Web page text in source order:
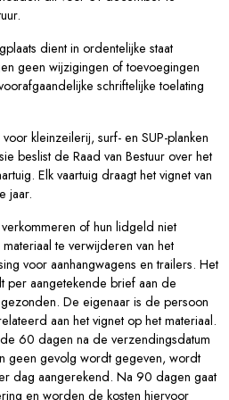
dient in ordentelijke staat
geen wijzigingen of toevoegingen
schriftelijke toelating
kleinzeilerij, surf- en SUP-planken
beslist de Raad van Bestuur over het
Elk vaartuig draagt het vignet van
jaar.
of hun lidgeld niet
te verwijderen van het
voor aanhangwagens en trailers. Het
per aangetekende brief aan de
De eigenaar is de persoon
aan het vignet op het materiaal.
60 dagen na de verzendingsdatum
geen gevolg wordt gegeven, wordt
dag aangerekend. Na 90 dagen gaat
en worden de kosten hiervoor